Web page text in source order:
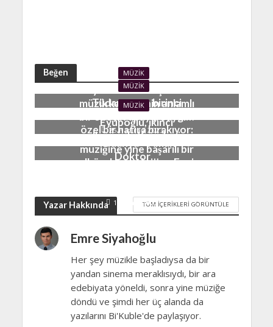
Beğen MÜZIK
55 yıldır süren başarılı bir
müzik kariyerinin anlamlı
25 Haziran 2023
MÜZIK
Tüdanya, on birinci
albümüyle dinleyicilerine
özel bir hatıra bırakıyor:
Doktor…
MÜZIK
Eyüboğlu, ikinci
albümüyle Karadeniz
müziğine yine başarılı bir
albüm kazandırıyor: Ezgi
12 Mart 2022
Yazar Hakkında TÜM İÇERIKLERI GÖRÜNTÜLE
Emre Siyahoğlu
Her şey müzikle başladıysa da bir
yandan sinema meraklısıydı, bir ara
edebiyata yöneldi, sonra yine müziğe
döndü ve şimdi her üç alanda da
yazılarını Bi'Kuble'de paylaşıyor.